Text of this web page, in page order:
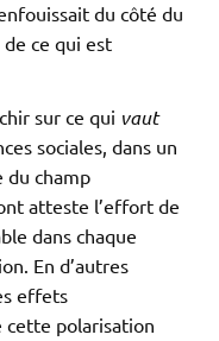
du côté du
de ce qui est
sur ce qui vaut
sociales, dans un
du champ
atteste l’effort de
dans chaque
En d’autres
effets
polarisation